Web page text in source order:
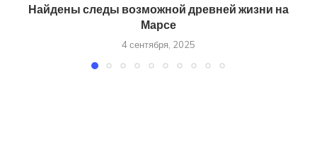
Найдены следы возможной древней жизни на
Марсе
4 сентября, 2025